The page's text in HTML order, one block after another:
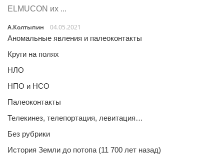
ELMUCON их ...
А.Колтыпин
04.05.2021
Аномальные явления и палеоконтакты
Круги на полях
НЛО
НПО и НСО
Палеоконтакты
Телекинез, телепортация, левитация…
Без рубрики
История Земли до потопа (11 700 лет назад)